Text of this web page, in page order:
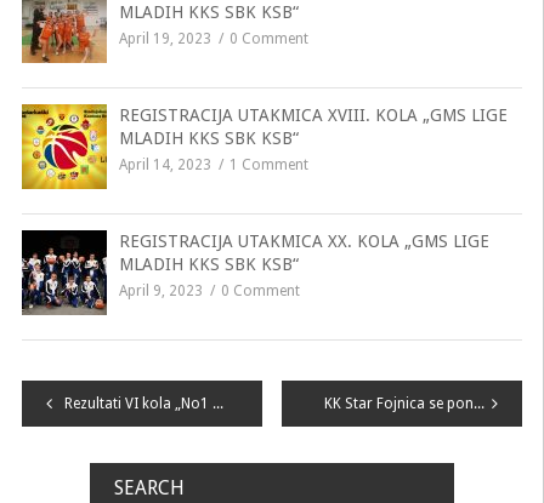
MLADIH KKS SBK KSB“
April 19, 2023 0 Comment
REGISTRACIJA UTAKMICA XVIII. KOLA „GMS LIGE
MLADIH KKS SBK KSB“
April 14, 2023 1 Comment
REGISTRACIJA UTAKMICA XX. KOLA „GMS LIGE
MLADIH KKS SBK KSB“
April 9, 2023 0 Comment
Navigacija
Rezultati VI kola „No1 LIGE MLADIH KKS SBK KSB“ KK Star Fojnica se ponovila novom No1 opremom
SEARCH